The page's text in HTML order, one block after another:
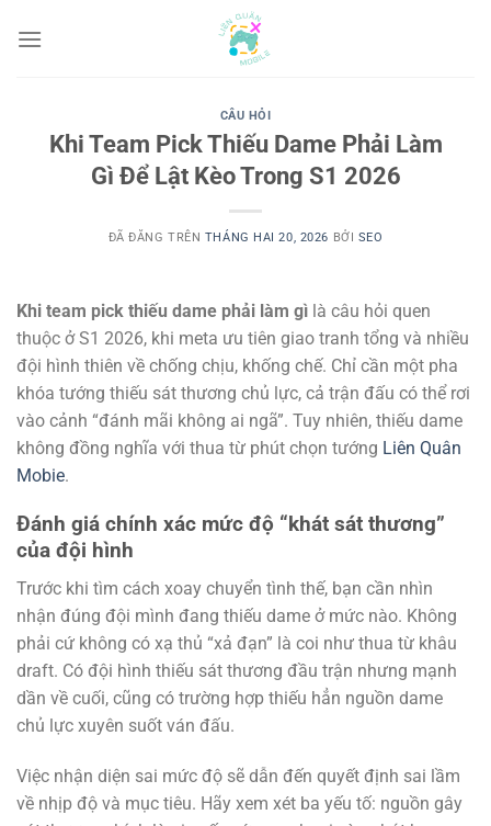
đến
CÂU HỎI
Khi Team Pick Thiếu Dame Phải Làm
Gì Để Lật Kèo Trong S1 2026
ĐÃ ĐĂNG TRÊN THÁNG HAI 20, 2026 BỞI SEO
Khi team pick thiếu dame phải làm gì là câu hỏi quen
thuộc ở S1 2026, khi meta ưu tiên giao tranh tổng và nhiều
đội hình thiên về chống chịu, khống chế. Chỉ cần một pha
khóa tướng thiếu sát thương chủ lực, cả trận đấu có thể rơi
vào cảnh “đánh mãi không ai ngã”. Tuy nhiên, thiếu dame
không đồng nghĩa với thua từ phút chọn tướng Liên Quân
Mobie.
Đánh giá chính xác mức độ “khát sát thương”
của đội hình
Trước khi tìm cách xoay chuyển tình thế, bạn cần nhìn
nhận đúng đội mình đang thiếu dame ở mức nào. Không
phải cứ không có xạ thủ “xả đạn” là coi như thua từ khâu
draft. Có đội hình thiếu sát thương đầu trận nhưng mạnh
dần về cuối, cũng có trường hợp thiếu hẳn nguồn dame
chủ lực xuyên suốt ván đấu.
Việc nhận diện sai mức độ sẽ dẫn đến quyết định sai lầm
về nhịp độ và mục tiêu. Hãy xem xét ba yếu tố: nguồn gây